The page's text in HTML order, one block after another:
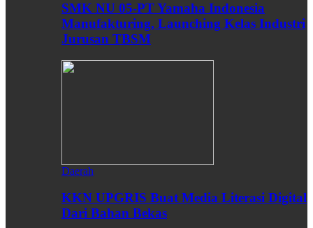
SMK NU 05-PT Yamaha Indonesia
Manufakturing, Launching Kelas Industri
Jurusan TBSM
Daerah
KKN UPGRIS Buat Media Literasi Digital
Dari Bahan Bekas